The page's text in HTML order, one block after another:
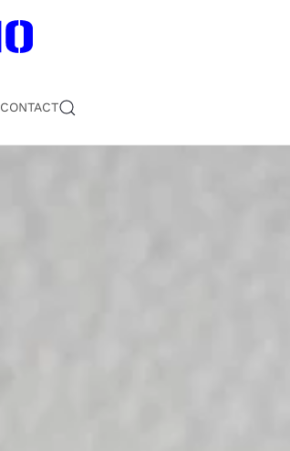
CONTACT